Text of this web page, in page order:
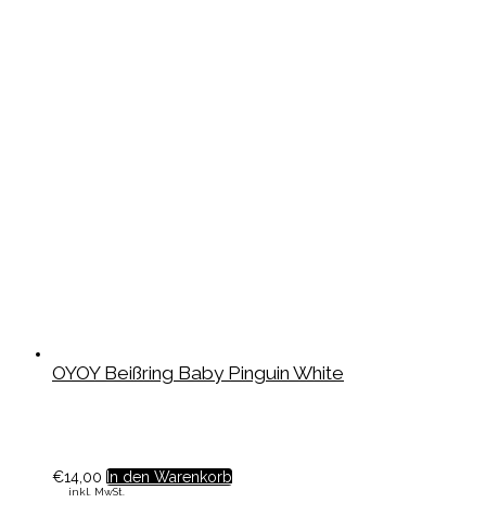
OYOY Beißring Baby Pinguin White
€14,00 In den Warenkorb
inkl. MwSt.